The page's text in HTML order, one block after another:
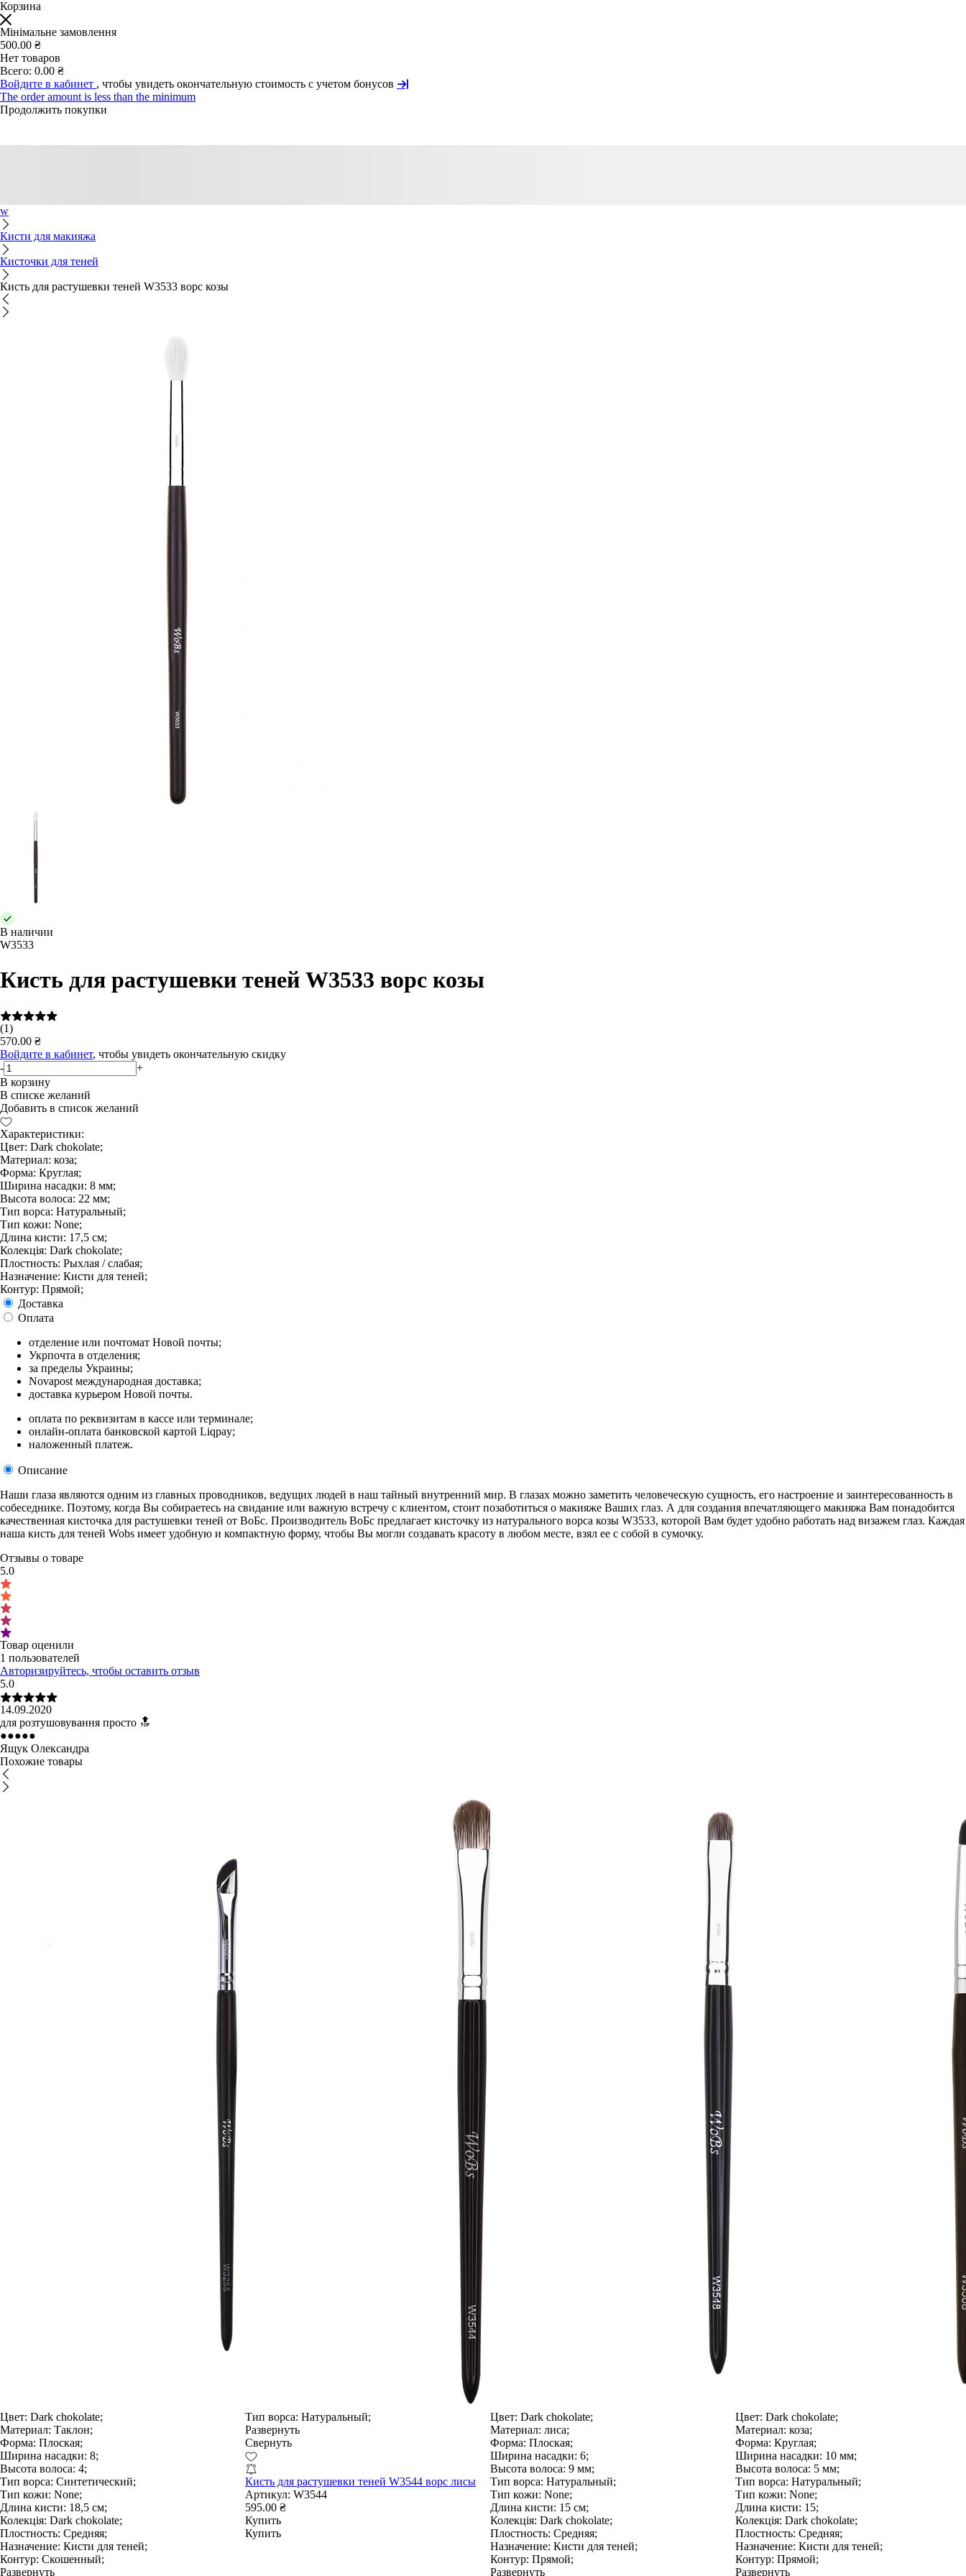
Корзина
Мінімальне замовлення
500.00 ₴
Нет товаров
Всего: 0.00 ₴
Войдите в кабинет , чтобы увидеть окончательную стоимость с учетом бонусов
The order amount is less than the minimum
Продолжить покупки
w
Кисти для макияжа
Кисточки для теней
Кисть для растушевки теней W3533 ворс козы
В наличии
W3533
Кисть для растушевки теней W3533 ворс козы
(1)
570.00 ₴
Войдите в кабинет, чтобы увидеть окончательную скидку
-
+
В корзину
В списке желаний
Добавить в список желаний
Характеристики:
Цвет: Dark chokolate;
Материал: коза;
Форма: Круглая;
Ширина насадки: 8 мм;
Высота волоса: 22 мм;
Тип ворса: Натуральный;
Тип кожи: None;
Длина кисти: 17,5 см;
Колекція: Dark chokolate;
Плостность: Рыхлая / слабая;
Назначение: Кисти для теней;
Контур: Прямой;
Доставка
Оплата
отделение или почтомат Новой почты;
Укрпочта в отделения;
за пределы Украины;
Novapost международная доставка;
доставка курьером Новой почты.
оплата по реквизитам в кассе или терминале;
онлайн-оплата банковской картой Liqpay;
наложенный платеж.
Описание
Наши глаза являются одним из главных проводников, ведущих людей в наш тайный внутренний мир. В глазах можно заметить человеческую сущность, его настроение и заинтересованность в
собеседнике. Поэтому, когда Вы собираетесь на свидание или важную встречу с клиентом, стоит позаботиться о макияже Ваших глаз. А для создания впечатляющего макияжа Вам понадобится
качественная кисточка для растушевки теней от ВоБс. Производитель ВоБс предлагает кисточку из натурального ворса козы W3533, которой Вам будет удобно работать над визажем глаз. Каждая
наша кисть для теней Wobs имеет удобную и компактную форму, чтобы Вы могли создавать красоту в любом месте, взял ее с собой в сумочку.
Отзывы о товаре
5.0
Товар оценили
1 пользователей
Авторизируйтесь, чтобы оставить отзыв
5.0
14.09.2020
для розтушовування просто 🔝
●●●●●
Ящук Олександра
Похожие товары
Цвет: Dark chokolate;
Материал: Таклон;
Форма: Плоская;
Ширина насадки: 8;
Высота волоса: 4;
Тип ворса: Синтетический;
Тип кожи: None;
Длина кисти: 18,5 см;
Колекція: Dark chokolate;
Плостность: Средняя;
Назначение: Кисти для теней;
Контур: Скошенный;
Развернуть
Тип ворса: Натуральный;
Развернуть
Свернуть
Кисть для растушевки теней W3544 ворс лисы
Артикул: W3544
595.00 ₴
Купить
Купить
Цвет: Dark chokolate;
Материал: лиса;
Форма: Плоская;
Ширина насадки: 6;
Высота волоса: 9 мм;
Тип ворса: Натуральный;
Тип кожи: None;
Длина кисти: 15 см;
Колекція: Dark chokolate;
Плостность: Средняя;
Назначение: Кисти для теней;
Контур: Прямой;
Развернуть
Цвет: Dark chokolate;
Материал: коза;
Форма: Круглая;
Ширина насадки: 10 мм;
Высота волоса: 5 мм;
Тип ворса: Натуральный;
Тип кожи: None;
Длина кисти: 15;
Колекція: Dark chokolate;
Плостность: Средняя;
Назначение: Кисти для теней;
Контур: Прямой;
Развернуть